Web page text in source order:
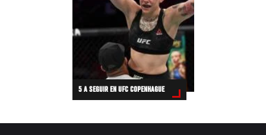
5 A SEGUIR EN UFC COPENHAGUE